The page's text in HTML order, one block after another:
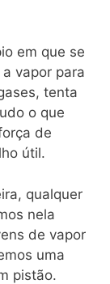
em que se
vapor para
tenta
o que
de
útil.
qualquer
nela
de vapor
uma
pistão.